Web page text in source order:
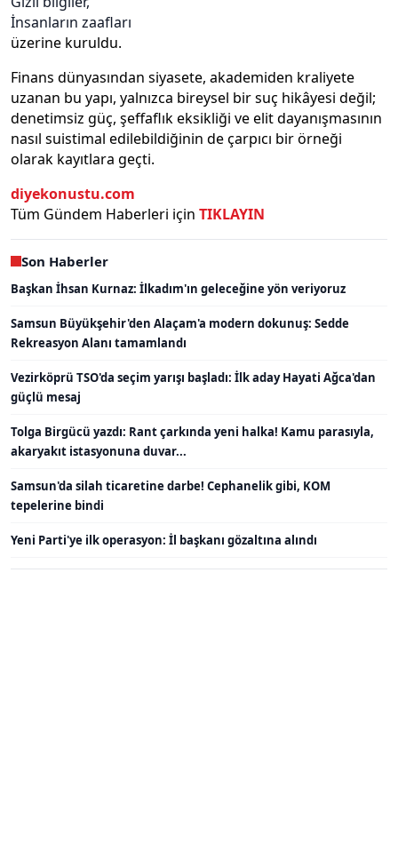
İnsanların zaafları
üzerine kuruldu.
Finans dünyasından siyasete, akademiden kraliyete
uzanan bu yapı, yalnızca bireysel bir suç hikâyesi değil;
denetimsiz güç, şeffaflık eksikliği ve elit dayanışmasının
nasıl suistimal edilebildiğinin de çarpıcı bir örneği
olarak kayıtlara geçti.
diyekonustu.com
Tüm Gündem Haberleri için TIKLAYIN
Son Haberler
Başkan İhsan Kurnaz: İlkadım'ın geleceğine yön veriyoruz
Samsun Büyükşehir'den Alaçam'a modern dokunuş: Sedde
Rekreasyon Alanı tamamlandı
Vezirköprü TSO'da seçim yarışı başladı: İlk aday Hayati Ağca'dan
güçlü mesaj
Tolga Birgücü yazdı: Rant çarkında yeni halka! Kamu parasıyla,
akaryakıt istasyonuna duvar...
Samsun'da silah ticaretine darbe! Cephanelik gibi, KOM
tepelerine bindi
Yeni Parti'ye ilk operasyon: İl başkanı gözaltına alındı